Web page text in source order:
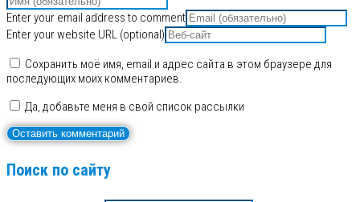
Enter your email address to comment
Enter your website URL (optional)
Сохранить моё имя, email и адрес сайта в этом браузере для
последующих моих комментариев.
Да, добавьте меня в свой список рассылки
Поиск по сайту